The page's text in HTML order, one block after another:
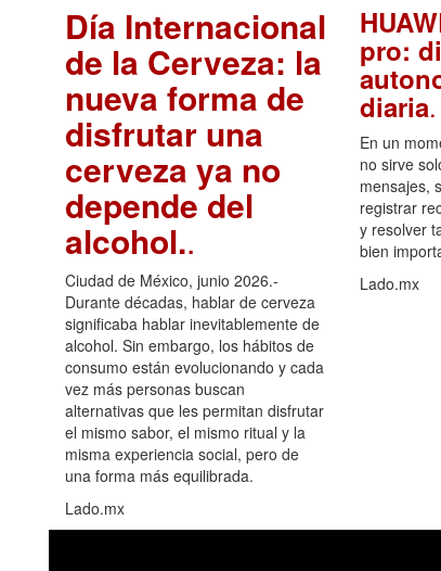
Día Internacional
de la Cerveza: la
nueva forma de
disfrutar una
cerveza ya no
depende del
alcohol..
Ciudad de México, junio 2026.-
Durante décadas, hablar de cerveza
significaba hablar inevitablemente de
alcohol. Sin embargo, los hábitos de
consumo están evolucionando y cada
vez más personas buscan
alternativas que les permitan disfrutar
el mismo sabor, el mismo ritual y la
misma experiencia social, pero de
una forma más equilibrada.
Lado.mx
pro:
diaria.
En un
no sirve
mensajes,
registrar
y resolver
bien
Lado.mx